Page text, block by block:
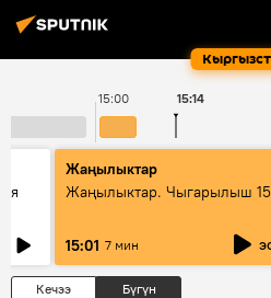
15:00 15:14
Жаңылыктар
Жаңылыктар. Чыгарылыш
15:01 7 мин
Кечээ Бүгүн